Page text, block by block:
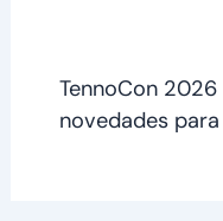
TennoCon
novedades